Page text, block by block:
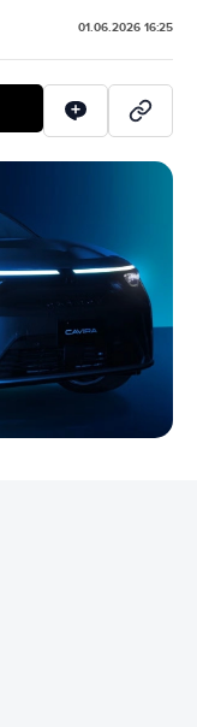
01.06.2026 16:25